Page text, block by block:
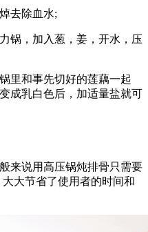
去除血水;
锅，加入葱，姜，开水，压
里和事先切好的莲藕一起
成乳白色后，加适量盐就可
来说用高压锅炖排骨只需要
大节省了使用者的时间和